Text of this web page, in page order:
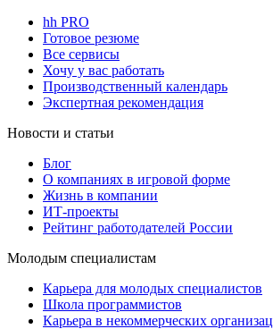
hh PRO
Готовое резюме
Все сервисы
Хочу у вас работать
Производственный календарь
Экспертная рекомендация
Новости и статьи
Блог
О компаниях в игровой форме
Жизнь в компании
ИТ-проекты
Рейтинг работодателей России
Молодым специалистам
Карьера для молодых специалистов
Школа программистов
Карьера в некоммерческих